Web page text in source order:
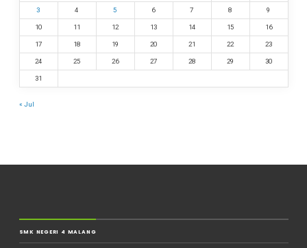
3 4 5 6 7 8 9
10 11 12 13 14 15 16
17 18 19 20 21 22 23
24 25 26 27 28 29 30
31
« Jul
SMK NEGERI 4 MALANG